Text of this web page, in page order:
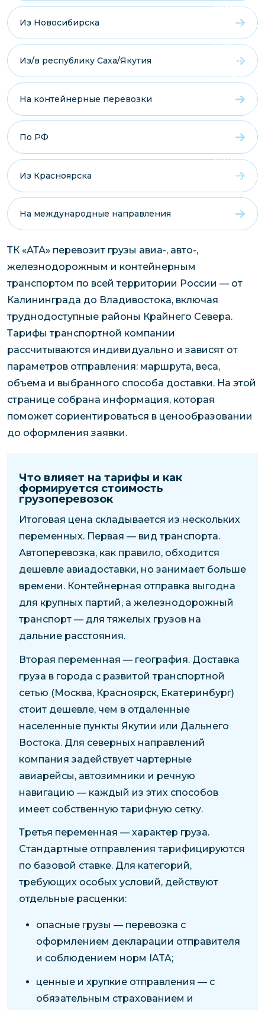
чартерных
по РФ
Заявка на
Якутия
перевозки
Якутию
чартерных
в Якутию
Доставка
грузов в
Из Новосибирска
Из/в республику Саха/Якутия
На контейнерные перевозки
По РФ
Из Красноярска
На международные направления
ТК «АТА» перевозит грузы авиа-, авто-,
железнодорожным и контейнерным
транспортом по всей территории России — от
Калининграда до Владивостока, включая
труднодоступные районы Крайнего Севера.
Тарифы транспортной компании
рассчитываются индивидуально и зависят от
параметров отправления: маршрута, веса,
объема и выбранного способа доставки. На этой
странице собрана информация, которая
поможет сориентироваться в ценообразовании
до оформления заявки.
Что влияет на тарифы и как
формируется стоимость
грузоперевозок
Итоговая цена складывается из нескольких
переменных. Первая — вид транспорта.
Автоперевозка, как правило, обходится
дешевле авиадоставки, но занимает больше
времени. Контейнерная отправка выгодна
для крупных партий, а железнодорожный
транспорт — для тяжелых грузов на
дальние расстояния.
Вторая переменная — география. Доставка
груза в города с развитой транспортной
сетью (Москва, Красноярск, Екатеринбург)
стоит дешевле, чем в отдаленные
населенные пункты Якутии или Дальнего
Востока. Для северных направлений
компания задействует чартерные
авиарейсы, автозимники и речную
навигацию — каждый из этих способов
имеет собственную тарифную сетку.
Третья переменная — характер груза.
Стандартные отправления тарифицируются
по базовой ставке. Для категорий,
требующих особых условий, действуют
отдельные расценки:
опасные грузы — перевозка с
оформлением декларации отправителя
и соблюдением норм IATA;
ценные и хрупкие отправления — с
обязательным страхованием и